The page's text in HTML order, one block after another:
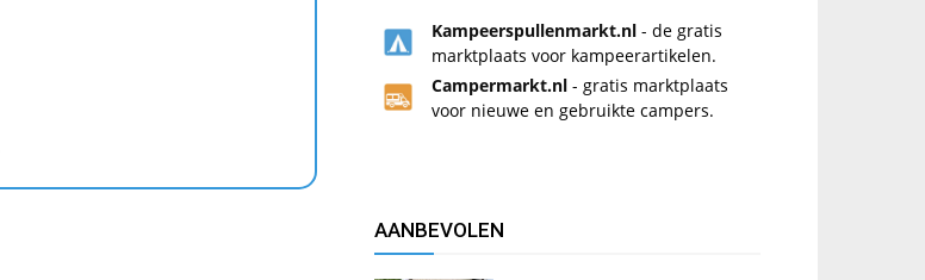
Kampeerspullenmarkt.nl - de gratis
marktplaats voor kampeerartikelen.
Campermarkt.nl - gratis marktplaats
voor nieuwe en gebruikte campers.
AANBEVOLEN